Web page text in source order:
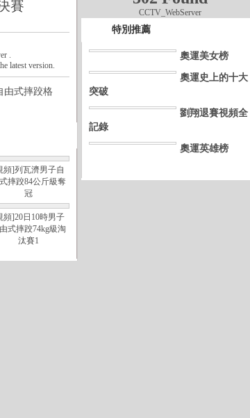
賽
.
latest version.
式摔跤格
頻]列瓦濟男子自
摔跤84公斤級奪
冠
頻]20日10時男子
式摔跤74kg級淘
汰賽1
CCTV_WebServer
特別推薦
奧運美女榜
奧運史上的十大
突破
劉翔退賽視頻全
記錄
奧運英雄榜